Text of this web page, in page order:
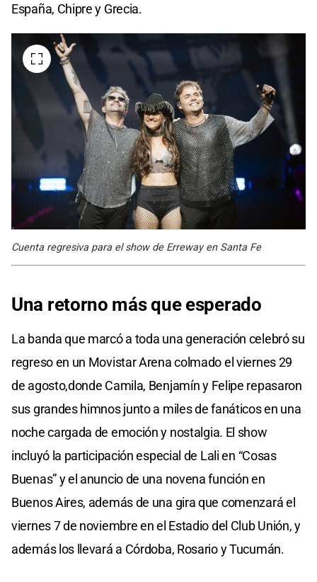
España, Chipre y Grecia.
Cuenta regresiva para el show de Erreway en Santa Fe
Una retorno más que esperado
La banda que marcó a toda una generación celebró su
regreso en un Movistar Arena colmado el viernes 29
de agosto,donde Camila, Benjamín y Felipe repasaron
sus grandes himnos junto a miles de fanáticos en una
noche cargada de emoción y nostalgia. El show
incluyó la participación especial de Lali en “Cosas
Buenas” y el anuncio de una novena función en
Buenos Aires, además de una gira que comenzará el
viernes 7 de noviembre en el Estadio del Club Unión, y
además los llevará a Córdoba, Rosario y Tucumán.